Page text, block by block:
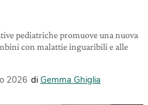
pediatriche promuove una nuova
con malattie inguaribili e alle
2026 di Gemma Ghiglia